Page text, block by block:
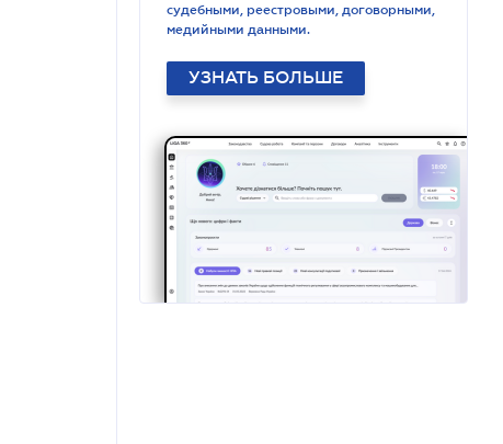
судебными, реестровыми, договорными,
медийными данными.
УЗНАТЬ БОЛЬШЕ